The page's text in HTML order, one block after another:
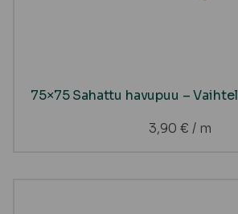
75×75 Sahattu havupuu –
3,90 € / m